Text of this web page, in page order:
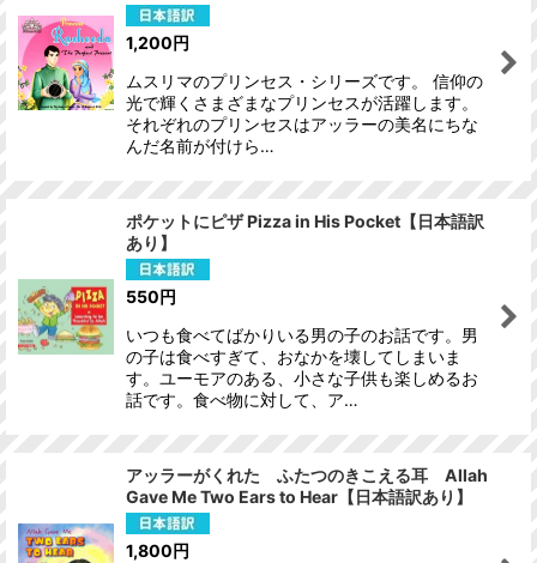
1,200円
ムスリマのプリンセス・シリーズです。 信仰の
光で輝くさまざまなプリンセスが活躍します。
それぞれのプリンセスはアッラーの美名にちな
んだ名前が付けら…
ポケットにピザ Pizza in His Pocket【日本語訳
あり】
550円
いつも食べてばかりいる男の子のお話です。男
の子は食べすぎて、おなかを壊してしまいま
す。ユーモアのある、小さな子供も楽しめるお
話です。食べ物に対して、ア…
アッラーがくれた ふたつのきこえる耳 Allah
Gave Me Two Ears to Hear【日本語訳あり】
1,800 円